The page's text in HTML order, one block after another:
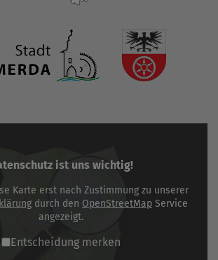
ist uns wichtig!
Karte erst nach Zustimmung zu unserer
durch den OpenStreetMap Service
angezeigt.
Entscheidung merken